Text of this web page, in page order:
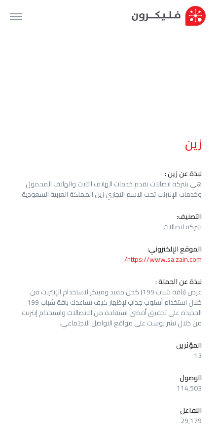
زين
نبذة عن زين :
هي شركة اتصالات تقدم خدمات الهاتف الثابت والهاتف المحمول
وخدمات الإنترنت تحت الاسم التجاري زين المملكة العربية السعودية.
التصنيف:
شركة اتصالات
الموقع الإلكتروني:
https://www.sa.zain.com/
نبذة عن الحملة :
عرض (باقة شباب 199) كحل مفيد ومبتكر لاستخدام الإنترنت من
خلال استخدام أسلوب جذاب لإظهار كيف تساعدك باقة شباب 199
الجديدة على تحقيق أقصى استفادة من الاتصالات واستخدام إنترنت
من خلال نشر بوست على مواقع التواصل الاجتماعي.
المؤثرين
13
الوصول
114,503
التفاعل
29,179